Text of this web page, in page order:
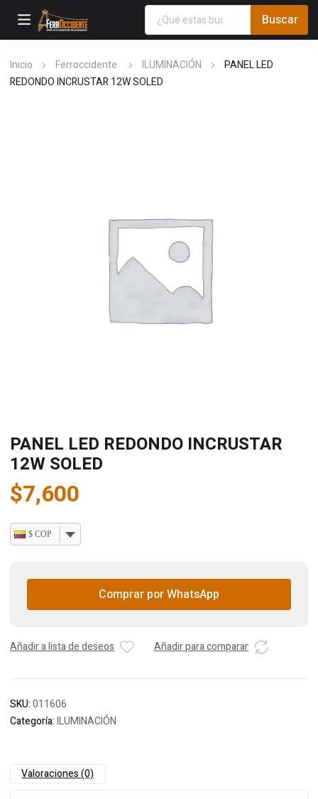
Inicio Ferroccidente ILUMINACIÓN
PANEL LED
REDONDO INCRUSTAR 12W SOLED
PANEL LED REDONDO INCRUSTAR
12W SOLED
$7,600
$ COP
Comprar por WhatsApp
Añadir a lista de deseos Añadir para comparar
SKU:011606
Categoría:ILUMINACIÓN
Valoraciones (0)